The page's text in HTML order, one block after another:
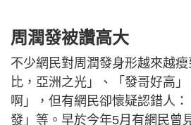
周潤發被讚高大
不少網民對周潤發身形越來越
比，亞洲之光」、「發哥好高
啊」，但有網民卻懷疑認錯人
發」等。早於今年5月有網民曾